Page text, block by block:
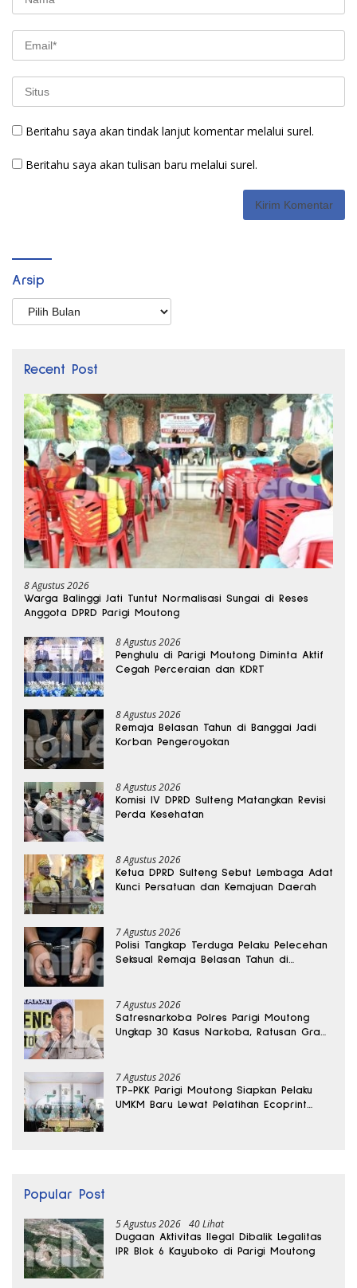
Beritahu saya akan tindak lanjut komentar melalui surel.
Beritahu saya akan tulisan baru melalui surel.
Arsip
Arsip
Recent Post
8 Agustus 2026
Warga Balinggi Jati Tuntut Normalisasi Sungai di Reses
Anggota DPRD Parigi Moutong
8 Agustus 2026
Penghulu di Parigi Moutong Diminta Aktif
Cegah Perceraian dan KDRT
8 Agustus 2026
Remaja Belasan Tahun di Banggai Jadi
Korban Pengeroyokan
8 Agustus 2026
Komisi IV DPRD Sulteng Matangkan Revisi
Perda Kesehatan
8 Agustus 2026
Ketua DPRD Sulteng Sebut Lembaga Adat
Kunci Persatuan dan Kemajuan Daerah
7 Agustus 2026
Polisi Tangkap Terduga Pelaku Pelecehan
Seksual Remaja Belasan Tahun di
7 Agustus 2026
Satresnarkoba Polres Parigi Moutong
Ungkap 30 Kasus Narkoba, Ratusan Gram
7 Agustus 2026
TP-PKK Parigi Moutong Siapkan Pelaku
UMKM Baru Lewat Pelatihan Ecoprint
Popular Post
5 Agustus 2026 40 Lihat
Dugaan Aktivitas Ilegal Dibalik Legalitas
IPR Blok 6 Kayuboko di Parigi Moutong